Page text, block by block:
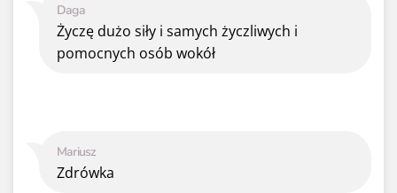
Mariusz
Zdrówka
Daga
Życzę dużo siły i samych życzliwych i
pomocnych osób wokół